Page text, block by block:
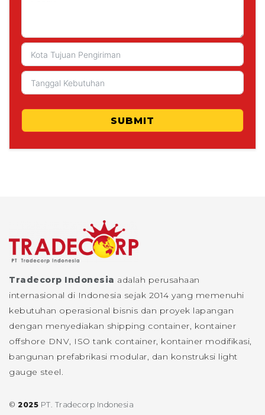
SUBMIT
Tradecorp Indonesia adalah perusahaan
internasional di Indonesia sejak 2014 yang memenuhi
kebutuhan operasional bisnis dan proyek lapangan
dengan menyediakan shipping container, kontainer
offshore DNV, ISO tank container, kontainer modifikasi,
bangunan prefabrikasi modular, dan konstruksi light
gauge steel.
© 2025 PT. Tradecorp Indonesia